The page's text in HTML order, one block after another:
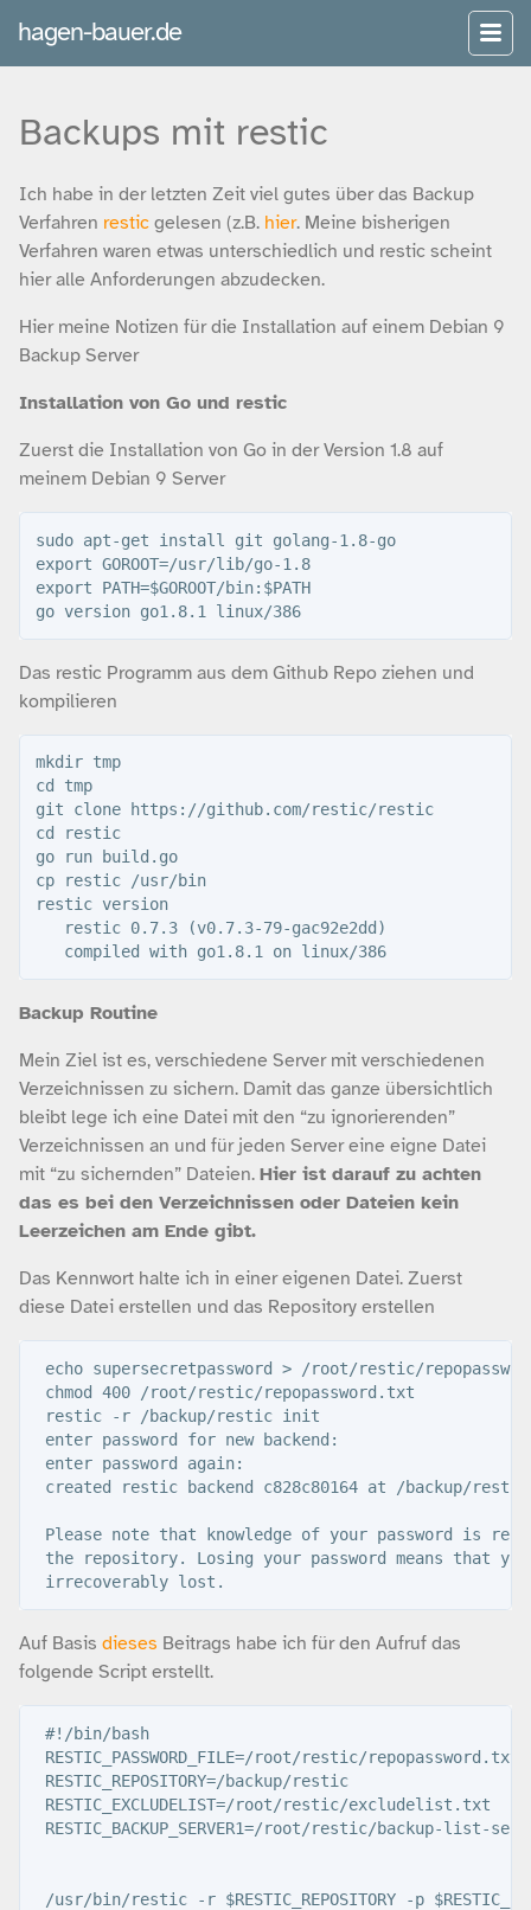
hagen-bauer.de
Backups mit restic
Ich habe in der letzten Zeit viel gutes über das Backup
Verfahren restic gelesen (z.B. hier. Meine bisherigen
Verfahren waren etwas unterschiedlich und restic scheint
hier alle Anforderungen abzudecken.
Hier meine Notizen für die Installation auf einem Debian 9
Backup Server
Installation von Go und restic
Zuerst die Installation von Go in der Version 1.8 auf
meinem Debian 9 Server
sudo apt-get install git golang-1.8-go
export GOROOT=/usr/lib/go-1.8
export PATH=$GOROOT/bin:$PATH
go version go1.8.1 linux/386
Das restic Programm aus dem Github Repo ziehen und
kompilieren
mkdir tmp
cd tmp
git clone https://github.com/restic/restic
cd restic
go run build.go
cp restic /usr/bin
restic version
   restic 0.7.3 (v0.7.3-79-gac92e2dd)
   compiled with go1.8.1 on linux/386
Backup Routine
Mein Ziel ist es, verschiedene Server mit verschiedenen
Verzeichnissen zu sichern. Damit das ganze übersichtlich
bleibt lege ich eine Datei mit den “zu ignorierenden”
Verzeichnissen an und für jeden Server eine eigne Datei
mit “zu sichernden” Dateien. Hier ist darauf zu achten
das es bei den Verzeichnissen oder Dateien kein
Leerzeichen am Ende gibt.
Das Kennwort halte ich in einer eigenen Datei. Zuerst
diese Datei erstellen und das Repository erstellen
echo supersecretpassword > /root/restic/
chmod 400 /root/restic/repopassword.txt
restic -r /backup/restic init
enter password for new backend:
enter password again:
created restic backend c828c80164 at /backup/restic
Please note that knowledge of your password is
the repository. Losing your password means that
Auf Basis dieses Beitrags habe ich für den Aufruf das
folgende Script erstellt.
#!/bin/bash
RESTIC_PASSWORD_FILE=/root/restic/repopassword.txt
RESTIC_REPOSITORY=/backup/restic
RESTIC_EXCLUDELIST=/root/restic/excludelist.txt
RESTIC_BACKUP_SERVER1=/root/restic/backup-list-
/usr/bin/restic -r $RESTIC_REPOSITORY -p